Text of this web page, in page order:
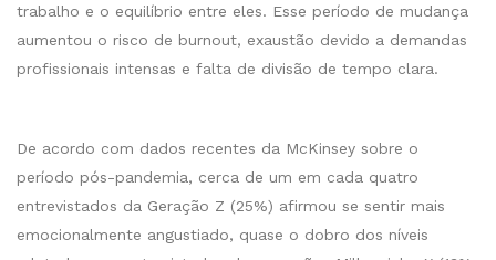
trabalho e o equilíbrio entre eles. Esse período de mudança
aumentou o risco de burnout, exaustão devido a demandas
profissionais intensas e falta de divisão de tempo clara.
De acordo com dados recentes da McKinsey sobre o
período pós-pandemia, cerca de um em cada quatro
entrevistados da Geração Z (25%) afirmou se sentir mais
emocionalmente angustiado, quase o dobro dos níveis